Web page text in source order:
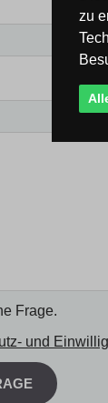
Frage.
und
zu